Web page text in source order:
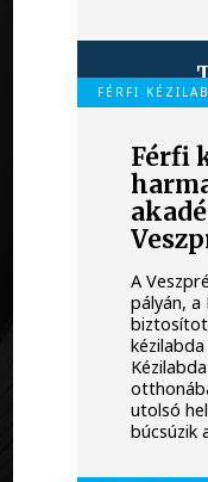
FÉRFI
Férfi
A
pályán, a
utolsó
búcsúzik